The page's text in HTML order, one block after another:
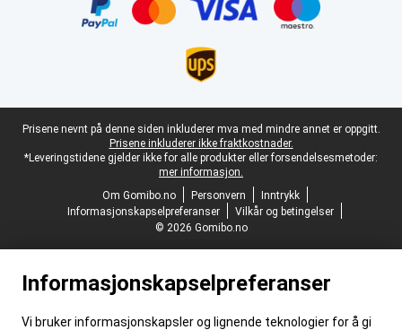
Juridisk bunntekst
Prisene nevnt på denne siden inkluderer mva med mindre annet er oppgitt.
Prisene inkluderer ikke fraktkostnader.
*Leveringstidene gjelder ikke for alle produkter eller forsendelsesmetoder:
mer informasjon.
Om Gomibo.no
Personvern
Inntrykk
Informasjonskapselpreferanser
Vilkår og betingelser
© 2026 Gomibo.no
Informasjonskapselpreferanser
Vi bruker informasjonskapsler og lignende teknologier for å gi